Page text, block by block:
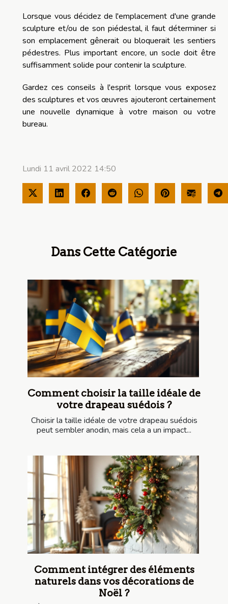
Dans Cette Catégorie
Comment choisir la taille idéale de
votre drapeau suédois ?
Choisir la taille idéale de votre drapeau suédois
peut sembler anodin, mais cela a un impact...
Comment intégrer des éléments
naturels dans vos décorations de
Noël ?
Lorsque vous décidez de l'emplacement d'une grande
sculpture et/ou de son piédestal, il faut déterminer si
son emplacement gênerait ou bloquerait les sentiers
pédestres. Plus important encore, un socle doit être
suffisamment solide pour contenir la sculpture.
Gardez ces conseils à l'esprit lorsque vous exposez
des sculptures et vos œuvres ajouteront certainement
une nouvelle dynamique à votre maison ou votre
bureau.
Lundi 11 avril 2022 14:50